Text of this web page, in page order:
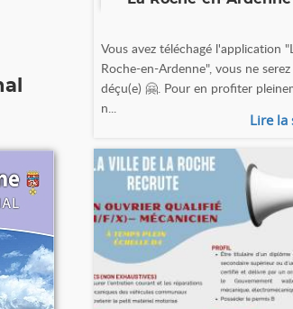
Vous avez téléchagé l'application
Roche-en-Ardenne", vous ne serez
déçu(e) 🤗. Pour en profiter
n...
Lire la